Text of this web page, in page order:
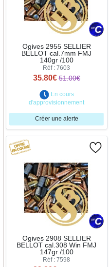
Ogives 2955 SELLIER
BELLOT cal.7mm FMJ
140gr /100
Réf : 7603
35.80€ 51.00€
En cours
d'approvisionnement
Créer une alerte
Ogives 2908 SELLIER
BELLOT cal.308 Win FMJ
147gr /100
Réf : 7598